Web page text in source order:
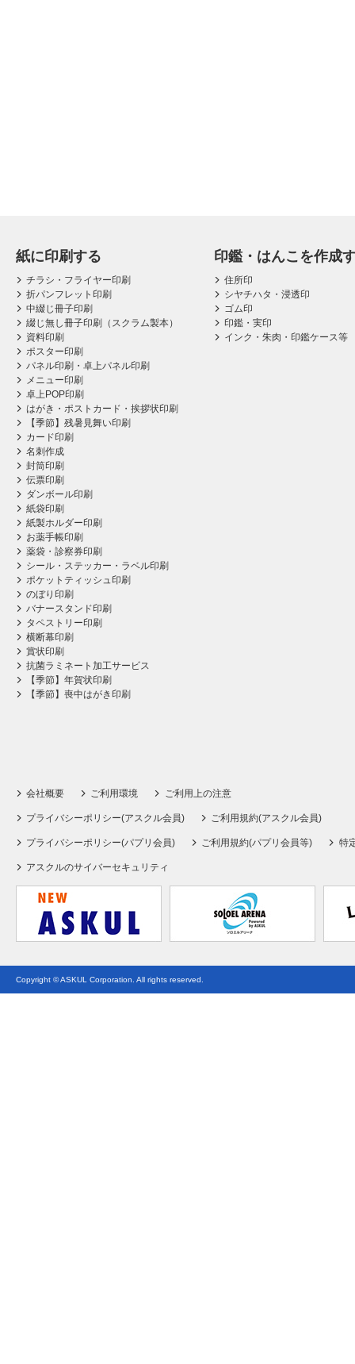
紙に印刷する
チラシ・フライヤー印刷
折パンフレット印刷
中綴じ冊子印刷
綴じ無し冊子印刷（スクラム製本）
資料印刷
ポスター印刷
パネル印刷・卓上パネル印刷
メニュー印刷
卓上POP印刷
はがき・ポストカード・挨拶状印刷
【季節】残暑見舞い印刷
カード印刷
名刺作成
封筒印刷
伝票印刷
ダンボール印刷
紙袋印刷
紙製ホルダー印刷
お薬手帳印刷
薬袋・診察券印刷
シール・ステッカー・ラベル印刷
ポケットティッシュ印刷
のぼり印刷
バナースタンド印刷
タペストリー印刷
横断幕印刷
賞状印刷
抗菌ラミネート加工サービス
【季節】年賀状印刷
【季節】喪中はがき印刷
印鑑・はんこを作成
住所印
シヤチハタ・浸透印
ゴム印
印鑑・実印
インク・朱肉・印鑑ケース等
会社概要 ご利用環境 ご利用上の注意
プライバシーポリシー(アスクル会員) ご利用規約(アスクル会員)
プライバシーポリシー(パプリ会員) ご利用規約(パプリ会員等) 特
アスクルのサイバーセキュリティ
Copyright © ASKUL Corporation. All rights reserved.